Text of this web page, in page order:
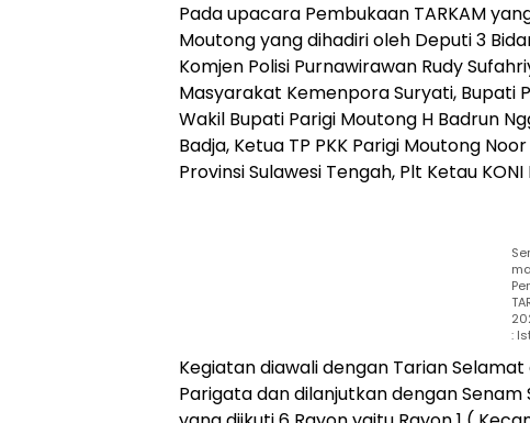
Pada upacara Pembukaan TARKAM
Moutong yang dihadiri oleh Deputi 3
Komjen Polisi Purnawirawan Rudy
Masyarakat Kemenpora Suryati, Bupati
Wakil Bupati Parigi Moutong H Badrun
Badja, Ketua TP PKK Parigi Moutong
Provinsi Sulawesi Tengah, Plt Ketau
:
Kegiatan diawali dengan Tarian
Parigata dan dilanjutkan dengan